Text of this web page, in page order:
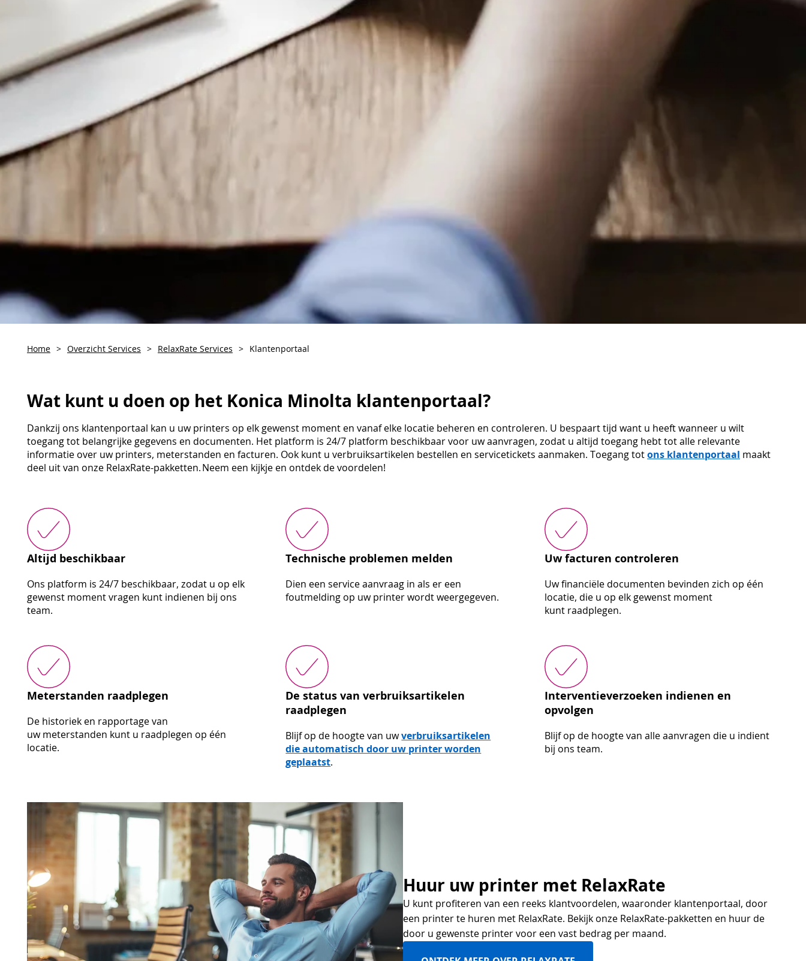
Home > Overzicht Services > RelaxRate Services > Klantenportaal
Wat kunt u doen op het Konica Minolta klantenportaal?
Dankzij ons klantenportaal kan u uw printers op elk gewenst moment en vanaf elke locatie beheren en controleren. U bespaart tijd want u heeft wanneer u wilt
toegang tot belangrijke gegevens en documenten. Het platform is 24/7 platform beschikbaar voor uw aanvragen, zodat u altijd toegang hebt tot alle relevante
informatie over uw printers, meterstanden en facturen. Ook kunt u verbruiksartikelen bestellen en servicetickets aanmaken. Toegang totons klantenportaal maakt
deel uit van onze RelaxRate-pakketten. Neem een kijkje en ontdek de voordelen!
Altijd beschikbaar
Ons platform is 24/7 beschikbaar, zodat u op elk
gewenst moment vragen kunt indienen bij ons
team.
Technische problemen melden
Dien een service aanvraag in als er een
foutmelding op uw printer wordt weergegeven.
Uw facturen controleren
Uw financiële documenten bevinden zich op één
locatie, die u op elk gewenst moment
kunt raadplegen.
Meterstanden raadplegen
De historiek en rapportage van
uw meterstanden kunt u raadplegen op één
locatie.
De status van verbruiksartikelen
raadplegen
Blijf op de hoogte van uwverbruiksartikelen
die automatisch door uw printer worden
geplaatst.
Interventieverzoeken indienen en
opvolgen
Blijf op de hoogte van alle aanvragen die u indient
bij ons team.
Huur uw printer met RelaxRate
U kunt profiteren van een reeks klantvoordelen, waaronder klantenportaal, door
een printer te huren met RelaxRate. Bekijk onze RelaxRate-pakketten en huur de
door u gewenste printer voor een vast bedrag per maand.